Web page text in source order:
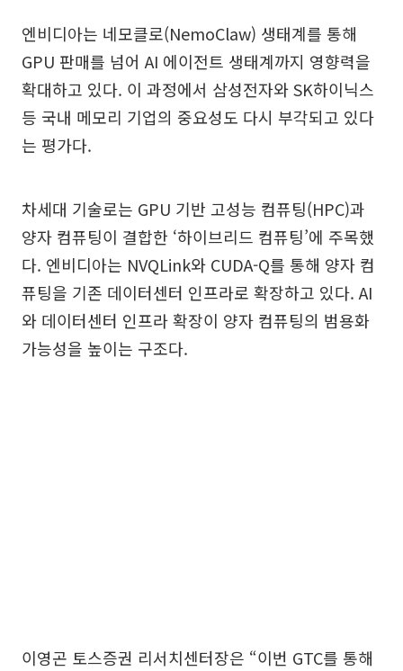
엔비디아는 네모클로(NemoClaw) 생태계를 통해
GPU 판매를 넘어 AI 에이전트 생태계까지 영향력을
확대하고 있다. 이 과정에서 삼성전자와 SK하이닉스
등 국내 메모리 기업의 중요성도 다시 부각되고 있다
는 평가다.
차세대 기술로는 GPU 기반 고성능 컴퓨팅(HPC)과
양자 컴퓨팅이 결합한 ‘하이브리드 컴퓨팅’에 주목했
다. 엔비디아는 NVQLink와 CUDA-Q를 통해 양자 컴
퓨팅을 기존 데이터센터 인프라로 확장하고 있다. AI
와 데이터센터 인프라 확장이 양자 컴퓨팅의 범용화
가능성을 높이는 구조다.
이영곤 토스증권 리서치센터장은 “이번 GTC를 통해